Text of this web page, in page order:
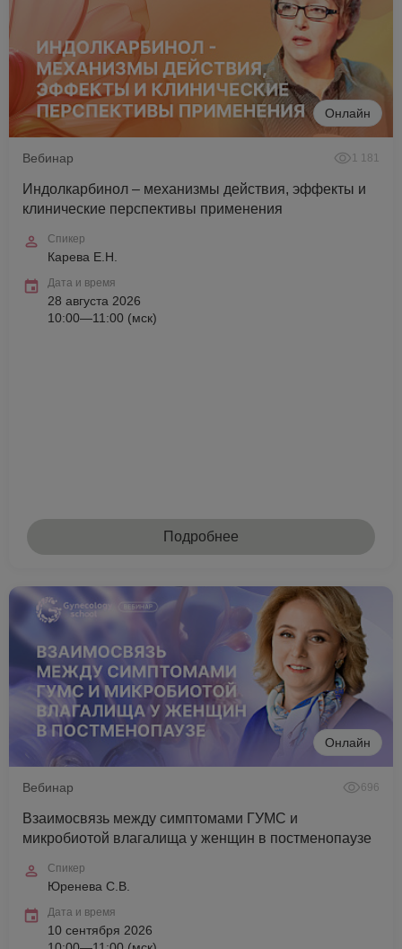
Онлайн
Вебинар 1 181
Индолкарбинол – механизмы действия, эффекты и
клинические перспективы применения
Спикер
Карева Е.Н.
Дата и время
28 августа 2026
10:00—11:00 (мск)
Подробнее
Онлайн
Вебинар 696
Взаимосвязь между симптомами ГУМС и
микробиотой влагалища у женщин в постменопаузе
Спикер
Юренева С.В.
Дата и время
10 сентября 2026